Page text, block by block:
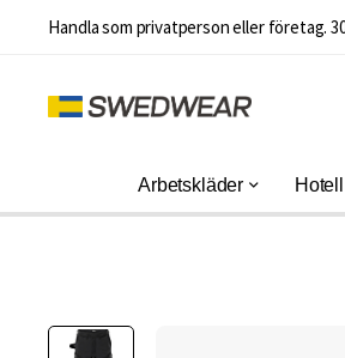
Handla som privatperson eller företag.
Arbetskläder
Hoppa